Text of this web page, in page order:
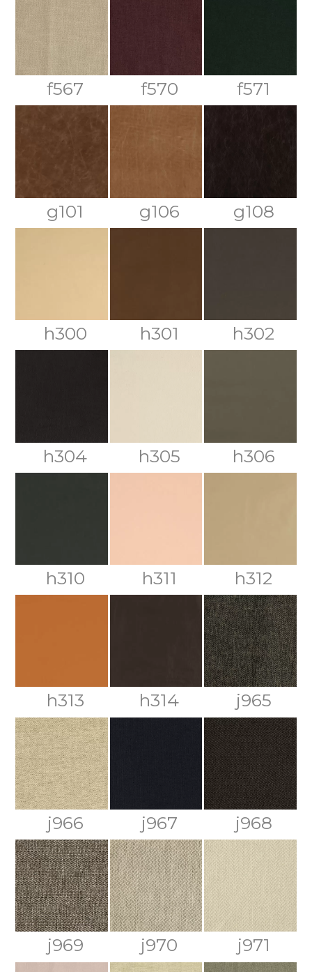
f567 f570 f571
g101 g106 g108
h300 h301 h302
h304 h305 h306
h310 h311 h312
h313 h314 j965
j966 j967 j968
j969 j970 j971